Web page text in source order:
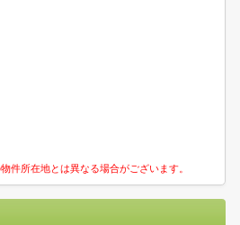
件所在地とは異なる場合がございます。